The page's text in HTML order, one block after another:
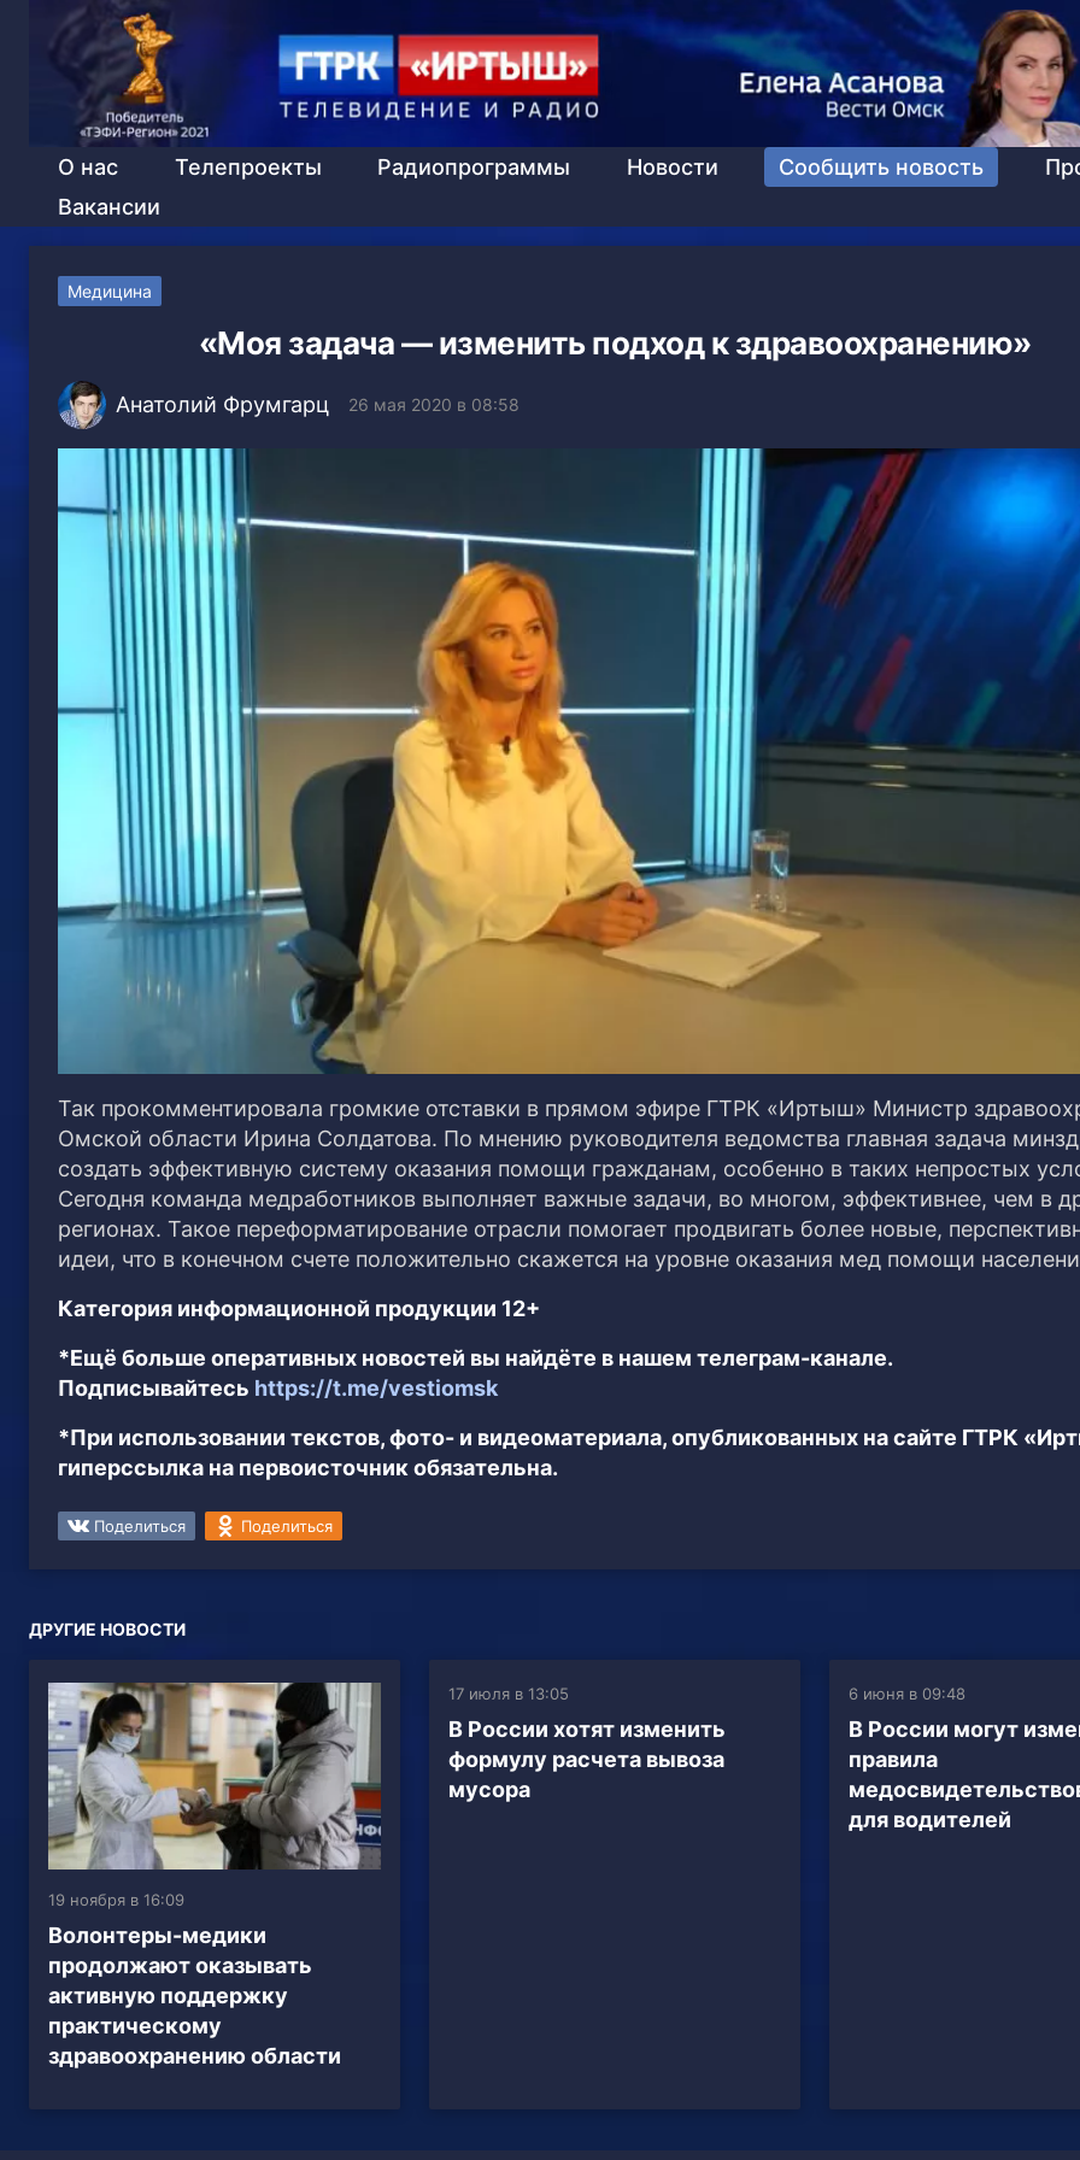
О нас Телепроекты Радиопрограммы Новости Сообщить новость
Вакансии
Медицина
«Моя задача — изменить подход к здравоохранению»
Анатолий Фрумгарц 26 мая 2020 в 08:58
Так прокомментировала громкие отставки в прямом эфире ГТРК «Иртыш» Министр
Омской области Ирина Солдатова. По мнению руководителя ведомства главная задача
создать эффективную систему оказания помощи гражданам, особенно в таких непростых
Сегодня команда медработников выполняет важные задачи, во многом, эффективнее, чем в
регионах. Такое переформатирование отрасли помогает продвигать более новые,
идеи, что в конечном счете положительно скажется на уровне оказания мед помощи
Категория информационной продукции 12+
*Ещё больше оперативных новостей вы найдёте в нашем телеграм-канале.
Подписывайтесь https://t.me/vestiomsk
*При использовании текстов, фото- и видеоматериала, опубликованных на сайте ГТРК
гиперссылка на первоисточник обязательна.
Поделиться Поделиться
ДРУГИЕ НОВОСТИ
19 ноября в 16:09
Волонтеры-медики
продолжают оказывать
активную поддержку
практическому
здравоохранению области
17 июля в 13:05
В России хотят изменить
формулу расчета вывоза
мусора
6 июня в 09:48
В России могут
правила
для водителей